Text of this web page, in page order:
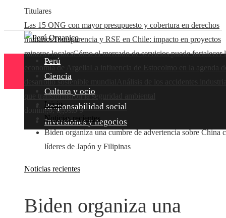
Titulares
Las 15 ONG con mayor presupuesto y cobertura en derechos
humanosTransparencia y RSE en Chile: impacto en proyectos
mineros localesCómo el mercado de servicios puede fortalecer
economía de Argelia
desarrollo sostenible mundial
que transformaron la seguridad ambiental
domingo, agosto 9
Perú
Ciencia
Cultura y ocio
Responsabilidad social
Inversiones y negocios
Inicio
Noticias recientes
Biden organiza una cumbre de advertencia sobre China
líderes de Japón y Filipinas
Noticias recientes
Biden organiza una